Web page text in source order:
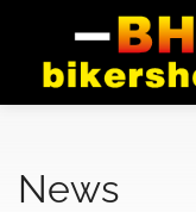
News